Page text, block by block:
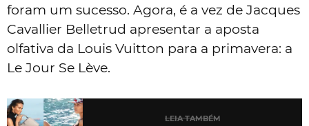
foram um sucesso. Agora, é a vez de Jacques
Cavallier Belletrud apresentar a aposta
olfativa da Louis Vuitton para a primavera: a
Le Jour Se Lève.
LEIA TAMBÉM